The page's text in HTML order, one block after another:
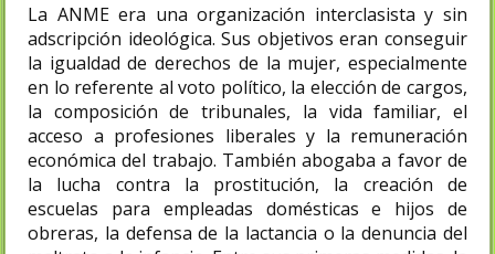
La ANME era una organización interclasista y sin
adscripción ideológica. Sus objetivos eran conseguir
la igualdad de derechos de la mujer, especialmente
en lo referente al voto político, la elección de cargos,
la composición de tribunales, la vida familiar, el
acceso a profesiones liberales y la remuneración
económica del trabajo. También abogaba a favor de
la lucha contra la prostitución, la creación de
escuelas para empleadas domésticas e hijos de
obreras, la defensa de la lactancia o la denuncia del